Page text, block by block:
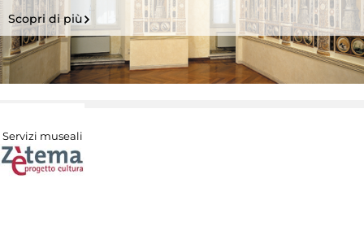
Scopri di più
Servizi museali